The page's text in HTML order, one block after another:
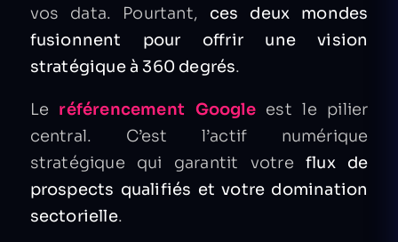
vos data. Pourtant, ces deux mondes
fusionnent pour offrir une vision
stratégique à 360 degrés.
Le référencement Googleest le pilier
central. C’est l’actif numérique
stratégique qui garantit votre flux de
prospects qualifiés et votre domination
sectorielle.